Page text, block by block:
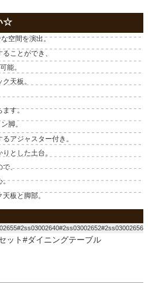
☆
空間を演出。
ことができ、
能。
天板。
ます。
脚。
アジャスター付き。
とした土台。
、
。
板と脚部。
ット#ダイニングテーブル